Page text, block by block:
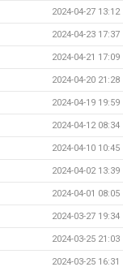
2024-04-27 13:12
2024-04-23 17:37
2024-04-21 17:09
2024-04-20 21:28
2024-04-19 19:59
2024-04-12 08:34
2024-04-10 10:45
2024-04-02 13:39
2024-04-01 08:05
2024-03-27 19:34
2024-03-25 21:03
2024-03-25 16:31